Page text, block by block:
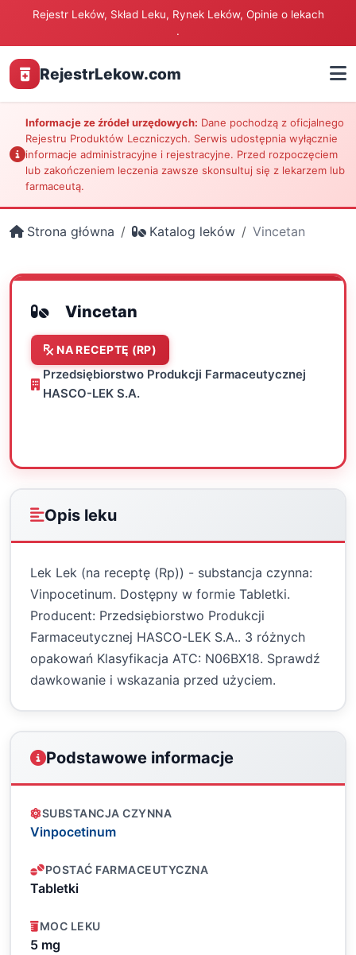
Rejestr Leków, Skład Leku, Rynek Leków, Opinie o lekach
.
RejestrLekow.com
Informacje ze źródeł urzędowych: Dane pochodzą z oficjalnego
Rejestru Produktów Leczniczych. Serwis udostępnia wyłącznie
informacje administracyjne i rejestracyjne. Przed rozpoczęciem
lub zakończeniem leczenia zawsze skonsultuj się z lekarzem lub
farmaceutą.
Strona główna Katalog leków Vincetan
Vincetan
NA RECEPTĘ (RP)
Przedsiębiorstwo Produkcji Farmaceutycznej
HASCO-LEK S.A.
Opis leku
Lek Lek (na receptę (Rp)) - substancja czynna:
Vinpocetinum. Dostępny w formie Tabletki.
Producent: Przedsiębiorstwo Produkcji
Farmaceutycznej HASCO-LEK S.A.. 3 różnych
opakowań Klasyfikacja ATC: N06BX18. Sprawdź
dawkowanie i wskazania przed użyciem.
Podstawowe informacje
SUBSTANCJA CZYNNA
Vinpocetinum
POSTAĆ FARMACEUTYCZNA
Tabletki
MOC LEKU
5 mg